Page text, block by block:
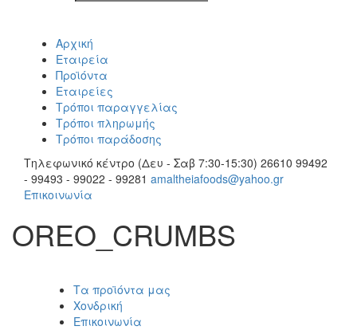
Αρχική
Εταιρεία
Προϊόντα
Εταιρείες
Τρόποι παραγγελίας
Τρόποι πληρωμής
Τρόποι παράδοσης
Τηλεφωνικό κέντρο (Δευ - Σαβ 7:30-15:30) 26610 99492
- 99493 - 99022 - 99281 amaltheiafoods@yahoo.gr
Επικοινωνία
OREO_CRUMBS
Τα προϊόντα μας
Χονδρική
Επικοινωνία